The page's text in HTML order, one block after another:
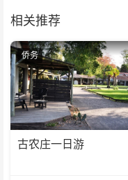
相关推荐
侨务
古农庄一日游